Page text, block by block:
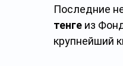
Последние
тенге из
крупнейший